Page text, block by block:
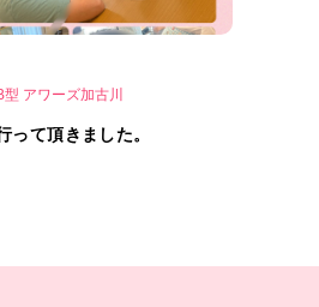
アワーズ加古川
って頂きました。